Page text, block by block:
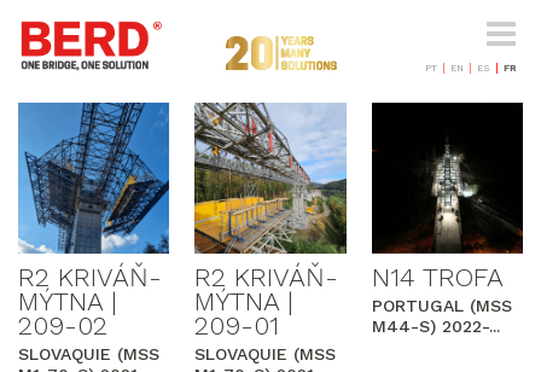
-
PT EN ES FR
R2 KRIVÁŇ-
MÝTNA |
209-02
SLOVAQUIE (MSS
R2 KRIVÁŇ-
MÝTNA |
209-01
SLOVAQUIE (MSS
N14 TROFA
PORTUGAL (MSS
M44-S) 2022-...